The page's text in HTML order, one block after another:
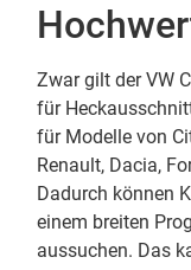
Zwar gilt der VW
für
für Modelle von
Renault, Dacia,
Dadurch können
einem breiten
aussuchen. Das